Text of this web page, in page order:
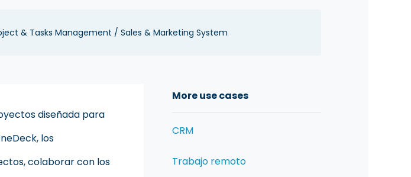
& Tasks Management / Sales & Marketing System
diseñada para
los
colaborar con los
More use cases
CRM
Trabajo remoto